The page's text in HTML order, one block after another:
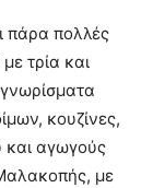
πάρα πολλές
τρία και
κουζίνες,
και αγωγούς
με